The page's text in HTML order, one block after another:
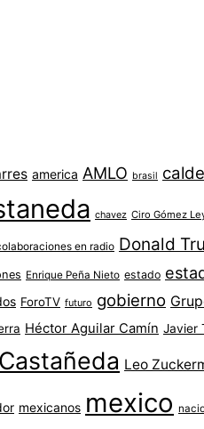
america AMLO brasil
chavez Ciro Gómez
en radio Donald
Enrique Peña Nieto estado
ForoTV futuro gobierno
Héctor Aguilar Camín Javier
Leo
mexicanos mexico